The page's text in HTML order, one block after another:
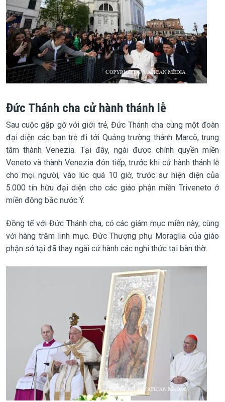
Đức Thánh cha cử hành thánh lễ
Sau cuộc gặp gỡ với giới trẻ, Đức Thánh cha cùng một đoàn
đại diện các bạn trẻ đi tới Quảng trường thánh Marcô, trung
tâm thành Venezia. Tại đây, ngài được chính quyền miền
Veneto và thành Venezia đón tiếp, trước khi cử hành thánh lễ
cho mọi người, vào lúc quá 10 giờ, trước sự hiện diện của
5.000 tín hữu đại diện cho các giáo phận miền Triveneto ở
miền đông bắc nước Ý.
Đồng tế với Đức Thánh cha, có các giám mục miền này, cùng
với hàng trăm linh mục. Đức Thượng phụ Moraglia của giáo
phận sở tại đã thay ngài cử hành các nghi thức tại bàn thờ.